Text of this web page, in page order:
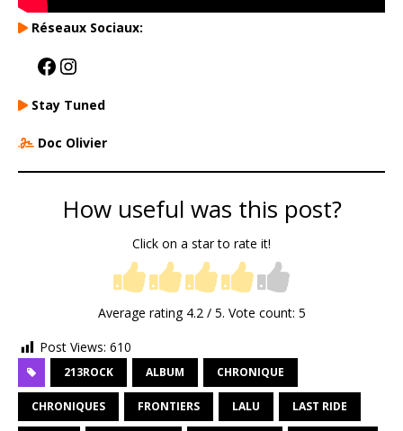
Réseaux Sociaux:
Stay Tuned
Doc Olivier
How useful was this post?
Click on a star to rate it!
Average rating 4.2/ 5. Vote count: 5
Post Views: 610
213ROCK ALBUM CHRONIQUE
CHRONIQUES FRONTIERS LALU LAST RIDE